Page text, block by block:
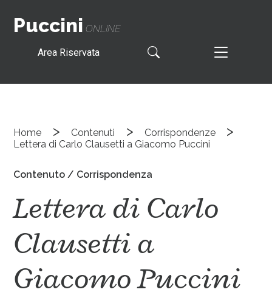
Puccini ONLINE
Area Riservata
Home > Contenuti > Corrispondenze >
Lettera di Carlo Clausetti a Giacomo Puccini
Contenuto / Corrispondenza
Lettera di Carlo
Clausetti a
Giacomo Puccini